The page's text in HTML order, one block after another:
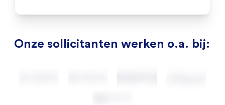
Onze sollicitanten werken o.a. bij: